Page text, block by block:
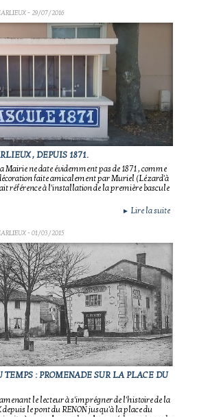
- 29/07/2016
, DEPUIS 1871.
Mairie ne date évidemment pas de 1871 , comme
faite amicalement par Muriel (Lézard'à
référence à l'installation de la première bascule
► Lire la suite
- 01/03/2015
: PROMENADE SUR LA PLACE DU
le lecteur à s'imprégner de l'histoire de la
le pont du RENON jusqu'à la place du